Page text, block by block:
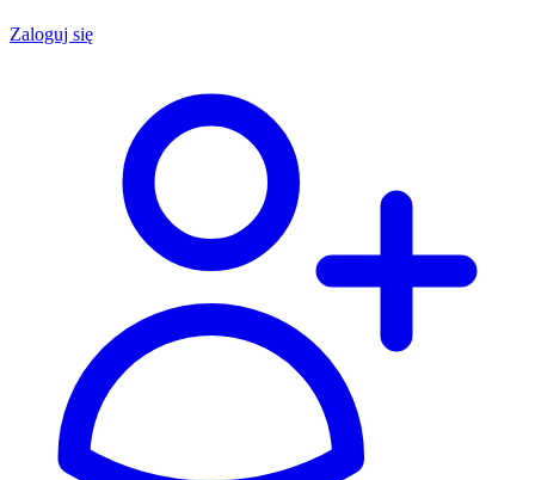
Zaloguj się